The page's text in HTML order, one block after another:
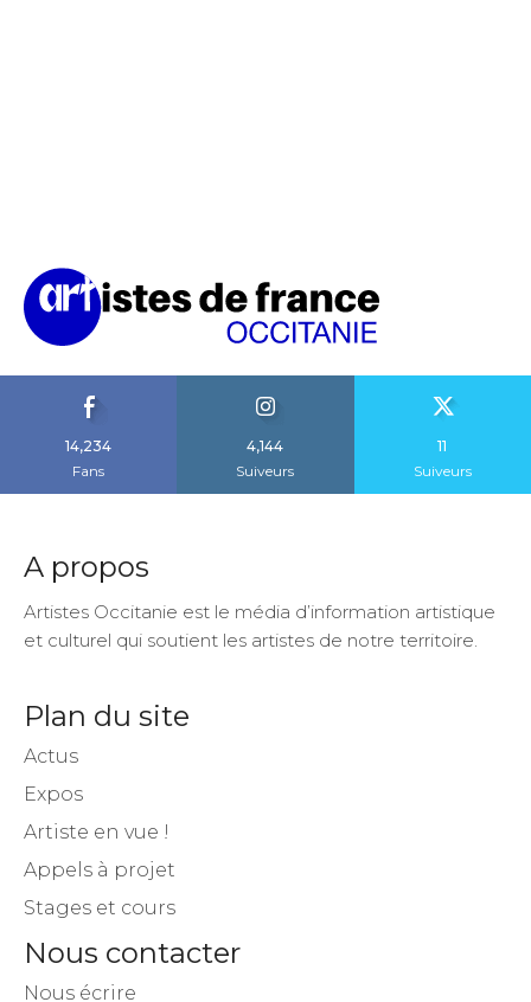
14,234
Fans
4,144
Suiveurs
11
Suiveurs
A propos
Artistes Occitanie est le média d’information artistique
et culturel qui soutient les artistes de notre territoire.
Plan du site
Actus
Expos
Artiste en vue !
Appels à projet
Stages et cours
Nous contacter
Nous écrire